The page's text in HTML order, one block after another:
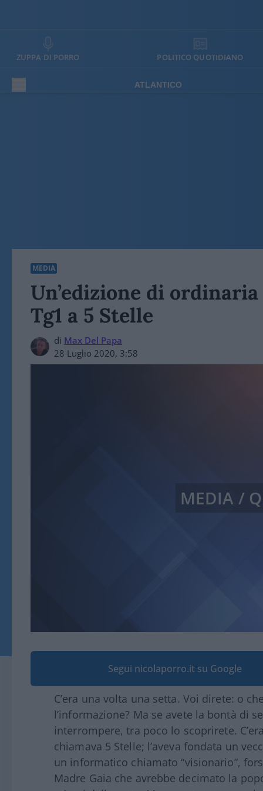
ZUPPA DI PORRO POLITICO QUOTIDIANO
ATLANTICO
MEDIA
Un’edizione di
Tg1 a 5 Stelle
di Max Del Papa
28 Luglio 2020, 3:58
MEDIA /
Segui nicolaporro.it su Google
C’era una volta una setta. Voi direte: o
l’informazione? Ma se avete la bontà di
interrompere, tra poco lo scoprirete.
chiamava 5 Stelle; l’aveva fondata un
un informatico chiamato “visionario”,
Madre Gaia che avrebbe decimato la